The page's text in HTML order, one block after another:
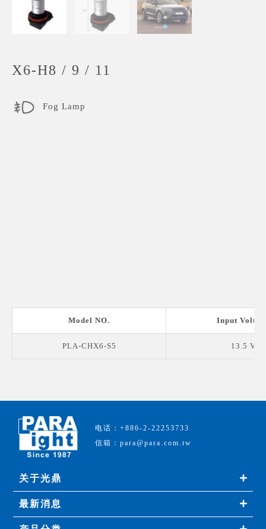
X6-H8 / 9 / 11
Fog Lamp
Model NO. Input
PLA-CHX6-S5 13.5 V
电话：+886-2-22253733
信箱：para@para.com.tw
关于光鼎
最新消息